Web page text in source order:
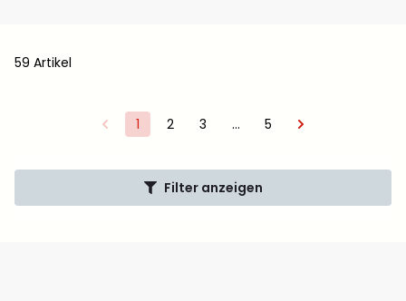
59 Artikel
1 2 3 … 5
Filter anzeigen